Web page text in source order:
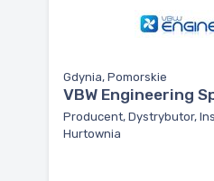
Gdynia, Pomorskie
VBW Engineering
Producent, Dystrybutor,
Hurtownia